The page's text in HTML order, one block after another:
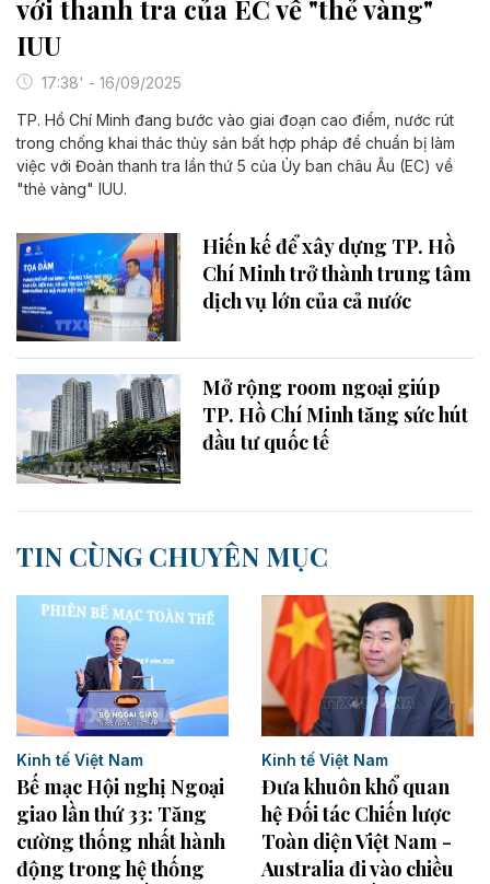
với thanh tra của EC về "thẻ vàng"
IUU
17:38' - 16/09/2025
TP. Hồ Chí Minh đang bước vào giai đoạn cao điểm, nước rút
trong chống khai thác thủy sản bất hợp pháp để chuẩn bị làm
việc với Đoàn thanh tra lần thứ 5 của Ủy ban châu Âu (EC) về
"thẻ vàng" IUU.
Hiến kế để xây dựng TP. Hồ
Chí Minh trở thành trung tâm
dịch vụ lớn của cả nước
Mở rộng room ngoại giúp
TP. Hồ Chí Minh tăng sức hút
đầu tư quốc tế
TIN CÙNG CHUYÊN MỤC
Kinh tế Việt Nam
Bế mạc Hội nghị Ngoại
giao lần thứ 33: Tăng
cường thống nhất hành
động trong hệ thống
Kinh tế Việt Nam
Đưa khuôn khổ quan
hệ Đối tác Chiến lược
Toàn diện Việt Nam -
Australia đi vào chiều